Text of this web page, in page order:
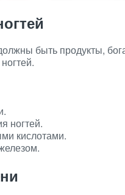
быть продукты,
ногтей.
кислотами.